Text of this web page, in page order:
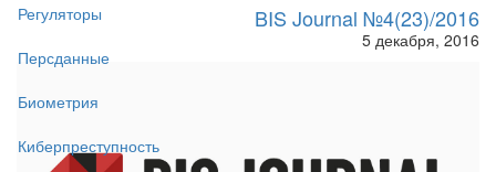
Регуляторы
Персданные
Биометрия
Киберпреступность
BIS Journal №4(23)/2016
5 декабря, 2016